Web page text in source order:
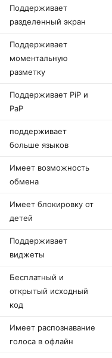
Поддерживает
разделенный экран
Поддерживает
моментальную
разметку
Поддерживает PiP и
PaP
поддерживает
больше языков
Имеет возможность
обмена
Имеет блокировку от
детей
Поддерживает
виджеты
Бесплатный и
открытый исходный
код
Имеет распознавание
голоса в офлайн